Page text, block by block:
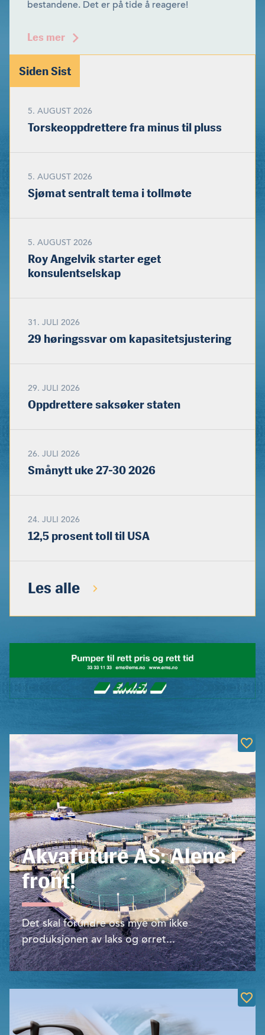
bestandene. Det er på tide å reagere!
Les mer
Siden Sist
5. AUGUST 2026
Torskeoppdrettere fra minus til pluss
5. AUGUST 2026
Sjømat sentralt tema i tollmøte
5. AUGUST 2026
Roy Angelvik starter eget
konsulentselskap
31. JULI 2026
29 høringssvar om kapasitetsjustering
29. JULI 2026
Oppdrettere saksøker staten
26. JULI 2026
Smånytt uke 27-30 2026
24. JULI 2026
12,5 prosent toll til USA
Les alle
Akvafuture AS: Alene i
front!
Det skal forundre oss mye om ikke
produksjonen av laks og ørret...